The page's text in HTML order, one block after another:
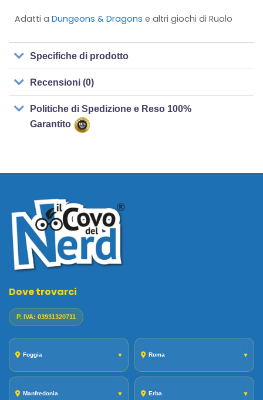
Adatti a Dungeons & Dragons e altri giochi di Ruolo
Specifiche di prodotto
Recensioni (0)
Politiche di Spedizione e Reso 100%
Garantito
Dove trovarci
P. IVA: 03931320711
Foggia ▼ Roma ▼
Manfredonia ▼ Erba ▼